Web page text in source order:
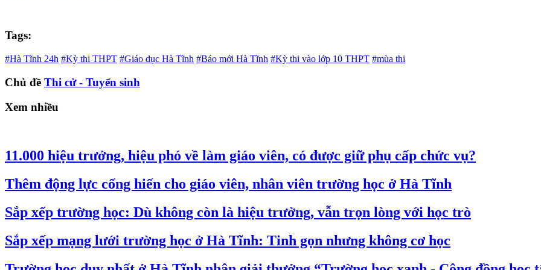
Tags:
#Hà Tĩnh 24h #Kỳ thi THPT #Giáo dục Hà Tĩnh #Báo mới Hà Tĩnh #Kỳ thi vào lớp 10 THPT #mùa thi
Chủ đề Thi cử - Tuyển sinh
Xem nhiều
11.000 hiệu trưởng, hiệu phó về làm giáo viên, có được giữ phụ cấp chức vụ?
Thêm động lực cống hiến cho giáo viên, nhân viên trường học ở Hà Tĩnh
Sắp xếp trường học: Dù không còn là hiệu trưởng, vẫn trọn lòng với học trò
Sắp xếp mạng lưới trường học ở Hà Tĩnh: Tinh gọn nhưng không cơ học